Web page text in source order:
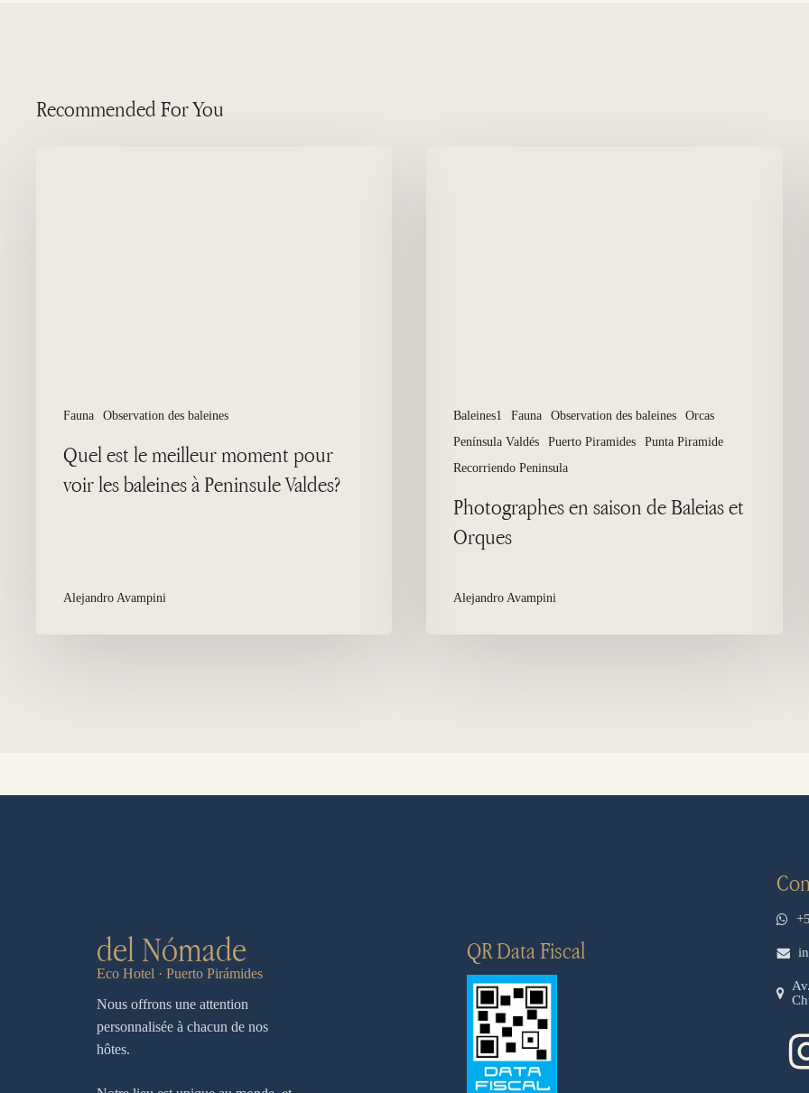
Recommended For You
Fauna Observation des baleines
Quel est le meilleur moment pour
voir les baleines à Peninsule Valdes?
Alejandro Avampini
Baleines1 Fauna Observation des baleines
Orcas
Península Valdés
Puerto Piramides
Punta Piramide
Recorriendo Peninsula
Photographes en saison de Baleias et
Orques
Alejandro Avampini
del Nómade
Eco Hotel · Puerto Pirámides
Nous offrons une attention
personnalisée à chacun de nos
hôtes.
QR Data Fiscal